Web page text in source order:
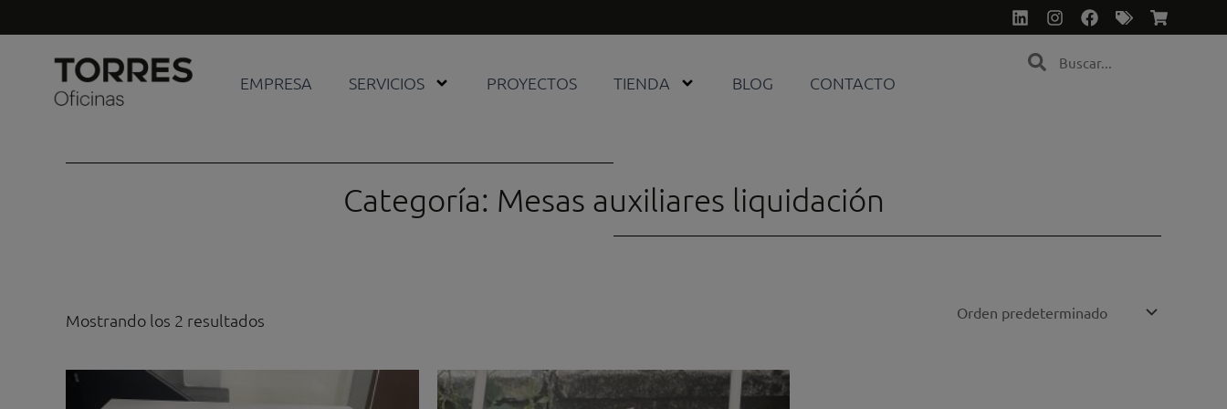
al
contenido
LinkedinInstagram
Facebook
Tags
cart
EMPRESA SERVICIOS PROYECTOS TIENDA BLOG CONTACTO
SearchSearch
Categoría: Mesas auxiliares liquidación
Mostrando los 2 resultados
El
precio
El
precio